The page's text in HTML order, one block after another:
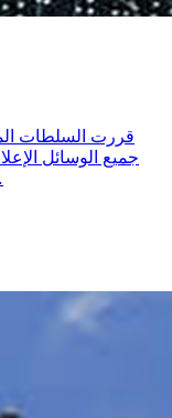
قررت السلطات
جميع الوسائل
لها،